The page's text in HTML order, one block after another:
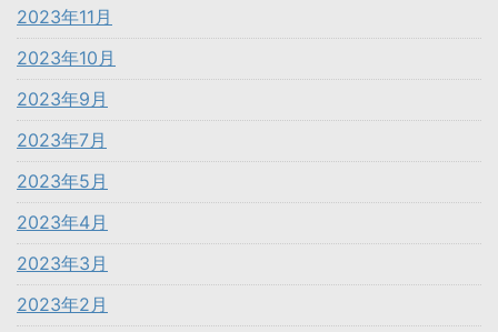
2023年11月
2023年10月
2023年9月
2023年7月
2023年5月
2023年4月
2023年3月
2023年2月